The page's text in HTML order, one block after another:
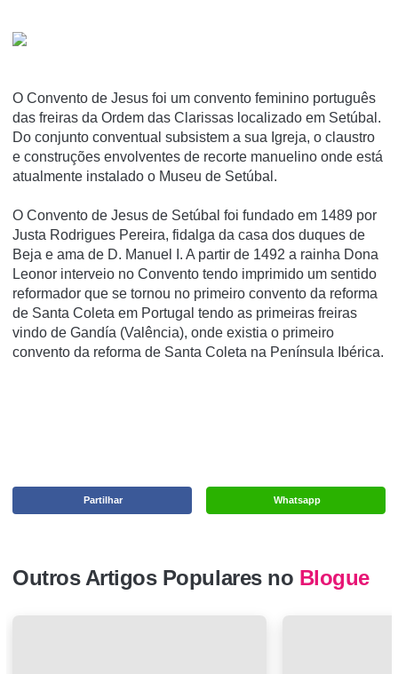
O Convento de Jesus foi um convento feminino português
das freiras da Ordem das Clarissas localizado em Setúbal.
Do conjunto conventual subsistem a sua Igreja, o claustro
e construções envolventes de recorte manuelino onde está
atualmente instalado o Museu de Setúbal.
O Convento de Jesus de Setúbal foi fundado em 1489 por
Justa Rodrigues Pereira, fidalga da casa dos duques de
Beja e ama de D. Manuel I. A partir de 1492 a rainha Dona
Leonor interveio no Convento tendo imprimido um sentido
reformador que se tornou no primeiro convento da reforma
de Santa Coleta em Portugal tendo as primeiras freiras
vindo de Gandí­a (Valência), onde existia o primeiro
convento da reforma de Santa Coleta na Pení­nsula Ibérica.
Whatsapp
Partilhar
Outros Artigos Populares no Blogue